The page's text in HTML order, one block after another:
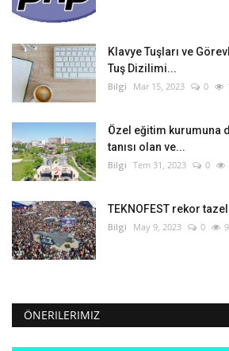
Klavye Tuşları ve
Tuş Dizilimi...
Bilgi Mar 15, 2023 0
Özel eğitim kurumuna
tanısı olan ve...
Bilgi Tem 31, 2023 0
TEKNOFEST rekor
Bilgi May 9, 2023 0 9
ÖNERILERIMIZ